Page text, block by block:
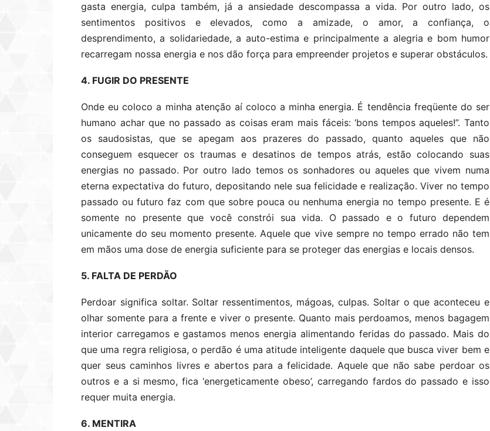
gasta energia, culpa também, já a ansiedade descompassa a vida. Por outro lado, os
sentimentos positivos e elevados, como a amizade, o amor, a confiança, o
desprendimento, a solidariedade, a auto-estima e principalmente a alegria e bom humor
recarregam nossa energia e nos dão força para empreender projetos e superar obstáculos.
4. FUGIR DO PRESENTE
Onde eu coloco a minha atenção aí coloco a minha energia. É tendência freqüente do ser
humano achar que no passado as coisas eram mais fáceis: ‘bons tempos aqueles!”. Tanto
os saudosistas, que se apegam aos prazeres do passado, quanto aqueles que não
conseguem esquecer os traumas e desatinos de tempos atrás, estão colocando suas
energias no passado. Por outro lado temos os sonhadores ou aqueles que vivem numa
eterna expectativa do futuro, depositando nele sua felicidade e realização. Viver no tempo
passado ou futuro faz com que sobre pouca ou nenhuma energia no tempo presente. E é
somente no presente que você constrói sua vida. O passado e o futuro dependem
unicamente do seu momento presente. Aquele que vive sempre no tempo errado não tem
em mãos uma dose de energia suficiente para se proteger das energias e locais densos.
5. FALTA DE PERDÃO
Perdoar significa soltar. Soltar ressentimentos, mágoas, culpas. Soltar o que aconteceu e
olhar somente para a frente e viver o presente. Quanto mais perdoamos, menos bagagem
interior carregamos e gastamos menos energia alimentando feridas do passado. Mais do
que uma regra religiosa, o perdão é uma atitude inteligente daquele que busca viver bem e
quer seus caminhos livres e abertos para a felicidade. Aquele que não sabe perdoar os
outros e a si mesmo, fica ‘energeticamente obeso’, carregando fardos do passado e isso
requer muita energia.
6. MENTIRA